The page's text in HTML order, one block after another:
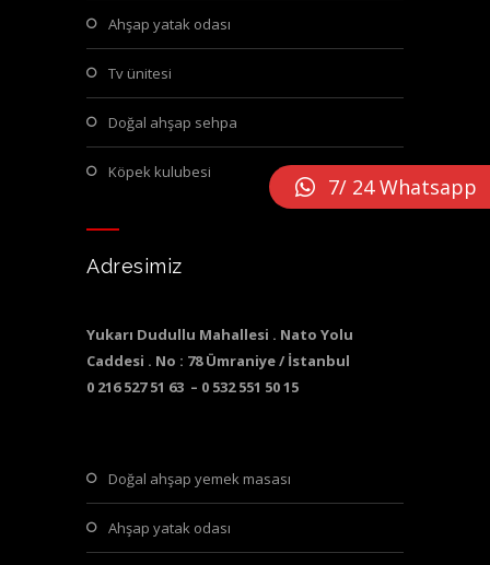
ahşap yatak odası
tv ünitesi
doğal ahşap sehpa
köpek kulubesi
Adresimiz
Yukarı Dudullu Mahallesi . Nato Yolu
Caddesi . No : 78 Ümraniye / İstanbul
0 216 527 51 63 – 0 532 551 50 15
doğal ahşap yemek masası
ahşap yatak odası
7/ 24 Whatsapp